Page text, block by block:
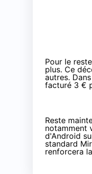
Pour le
plus. Ce
autres.
facturé 3 €
Reste
notamment
d'Android
standard
renforcera